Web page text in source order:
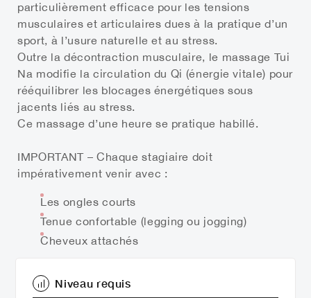
particulièrement efficace pour les tensions
musculaires et articulaires dues à la pratique d’un
sport, à l’usure naturelle et au stress.
Outre la décontraction musculaire, le massage Tui
Na modifie la circulation du Qi (énergie vitale) pour
rééquilibrer les blocages énergétiques sous
jacents liés au stress.
Ce massage d’une heure se pratique habillé.
IMPORTANT– Chaque stagiaire doit
impérativement venir avec :
Les ongles courts
Tenue confortable (legging ou jogging)
Cheveux attachés
Niveau requis